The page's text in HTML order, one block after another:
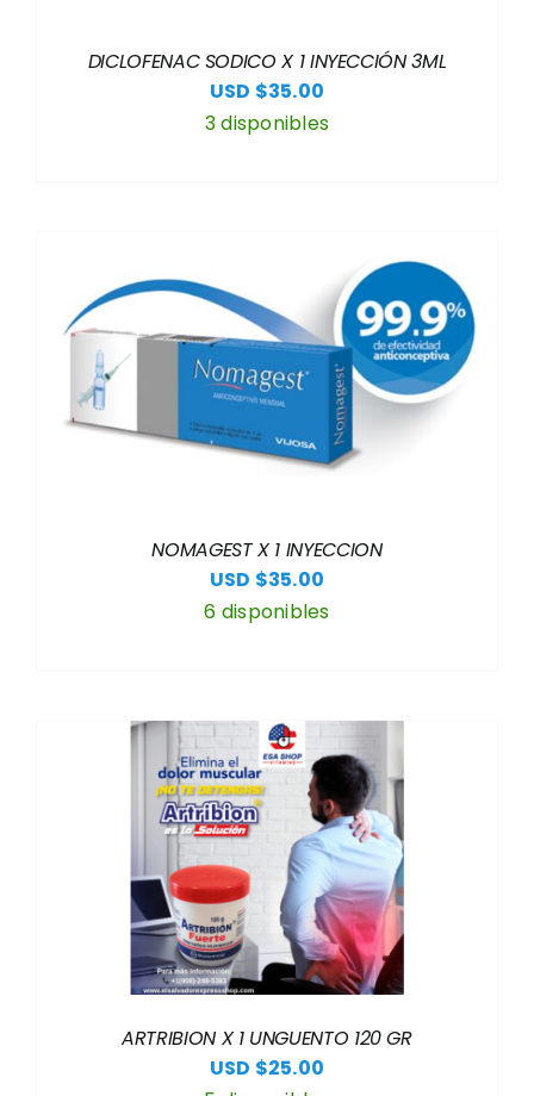
DICLOFENAC SODICO X 1 INYECCIÓN 3ML
USD $35.00
3 disponibles
NOMAGEST X 1 INYECCION
USD $35.00
6 disponibles
ARTRIBION X 1 UNGUENTO 120 GR
USD $25.00